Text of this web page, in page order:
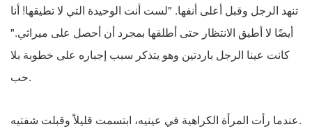
تنهد الرجل وقبل أعلى أنفها. "لست أنت الوحيدة التي لا تطيقها! أنا
أيضًا لا أطيق الانتظار حتى أطلقها بمجرد أن أحصل على ميراثي."
كانت عينا الرجل باردتين وهو يتذكر سبب إجباره على خطوبة بلا
حب.
عندما رأت المرأة الكراهية في عينيه، ابتسمت قليلاً وقبلت شفتيه.